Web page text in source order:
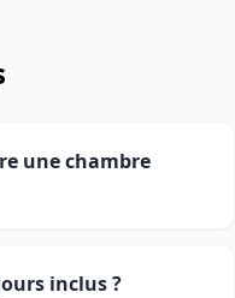
une chambre
inclus ?